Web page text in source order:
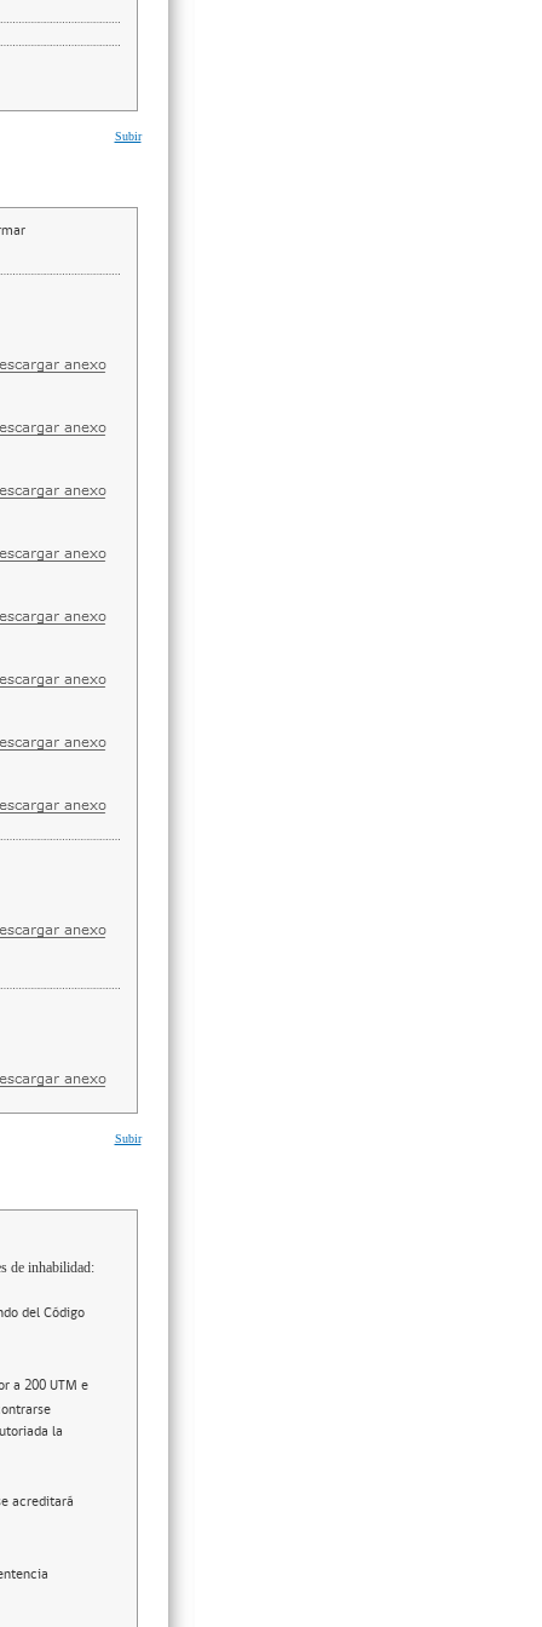
Subir
Subir
de inhabilidad:
del Código
a 200 UTM e
la
acreditará